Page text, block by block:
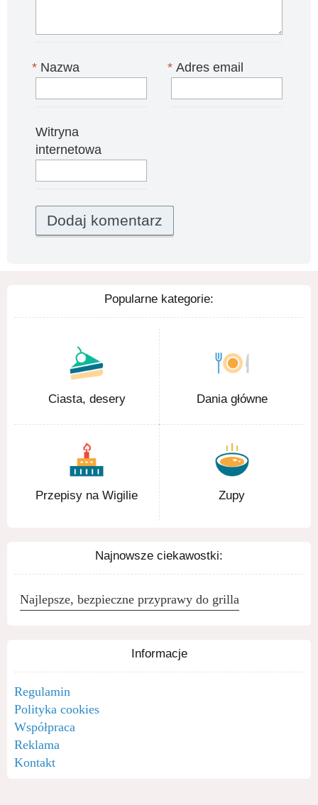
Nazwa
* Adres email
*
Witryna
internetowa
Popularne kategorie:
Ciasta, desery Dania główne
Przepisy na Wigilie Zupy
Najnowsze ciekawostki:
Najlepsze, bezpieczne przyprawy do grilla
Informacje
Regulamin
Polityka cookies
Współpraca
Reklama
Kontakt